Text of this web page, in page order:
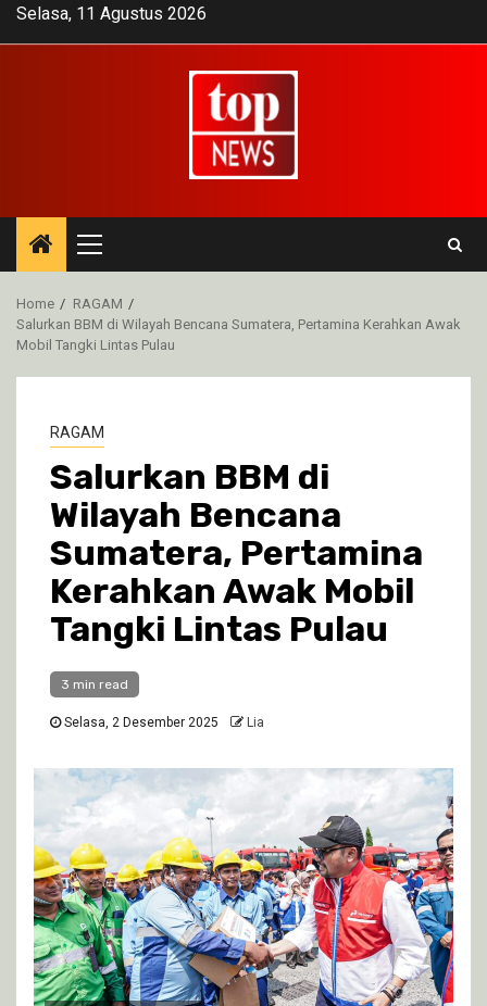
SkipSelasa, 11 Agustus 2026
Primary
Menu
Home
RAGAM
Salurkan BBM di Wilayah Bencana Sumatera, Pertamina Kerahkan Awak
Mobil Tangki Lintas Pulau
RAGAM
Salurkan BBM di
Wilayah Bencana
Sumatera, Pertamina
Kerahkan Awak Mobil
Tangki Lintas Pulau
3 min read
Selasa, 2 Desember 2025 Lia